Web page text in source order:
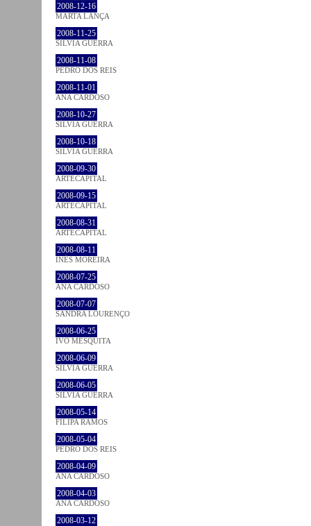
2008-12-16
MARTA LANÇA
2008-11-25
SÍLVIA GUERRA
2008-11-08
PEDRO DOS REIS
2008-11-01
ANA CARDOSO
2008-10-27
SÍLVIA GUERRA
2008-10-18
SÍLVIA GUERRA
2008-09-30
ARTECAPITAL
2008-09-15
ARTECAPITAL
2008-08-31
ARTECAPITAL
2008-08-11
INÊS MOREIRA
2008-07-25
ANA CARDOSO
2008-07-07
SANDRA LOURENÇO
2008-06-25
IVO MESQUITA
2008-06-09
SÍLVIA GUERRA
2008-06-05
SÍLVIA GUERRA
2008-05-14
FILIPA RAMOS
2008-05-04
PEDRO DOS REIS
2008-04-09
ANA CARDOSO
2008-04-03
ANA CARDOSO
2008-03-12